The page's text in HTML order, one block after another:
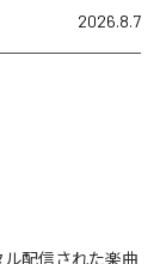
2026.8.7
ル配信された楽曲